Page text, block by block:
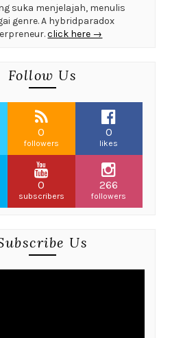
suka menjelajah, menulis
genre. A hybridparadox
click here →
Follow Us
0
followers
0
likes
0
subscribers
266
followers
Us